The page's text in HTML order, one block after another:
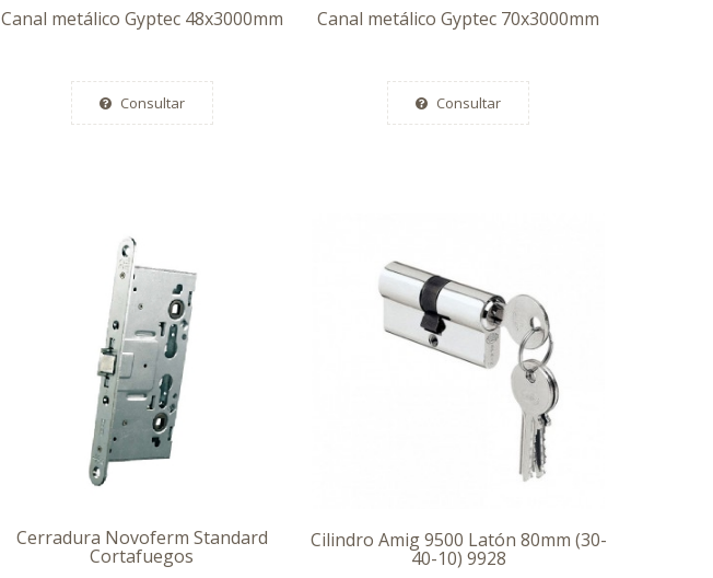
Canal metálico Gyptec 48x3000mm
Consultar
Canal metálico Gyptec 70x3000mm
Consultar
Cerradura Novoferm Standard
Cortafuegos
Cilindro Amig 9500 Latón 80mm (30-
40-10) 9928